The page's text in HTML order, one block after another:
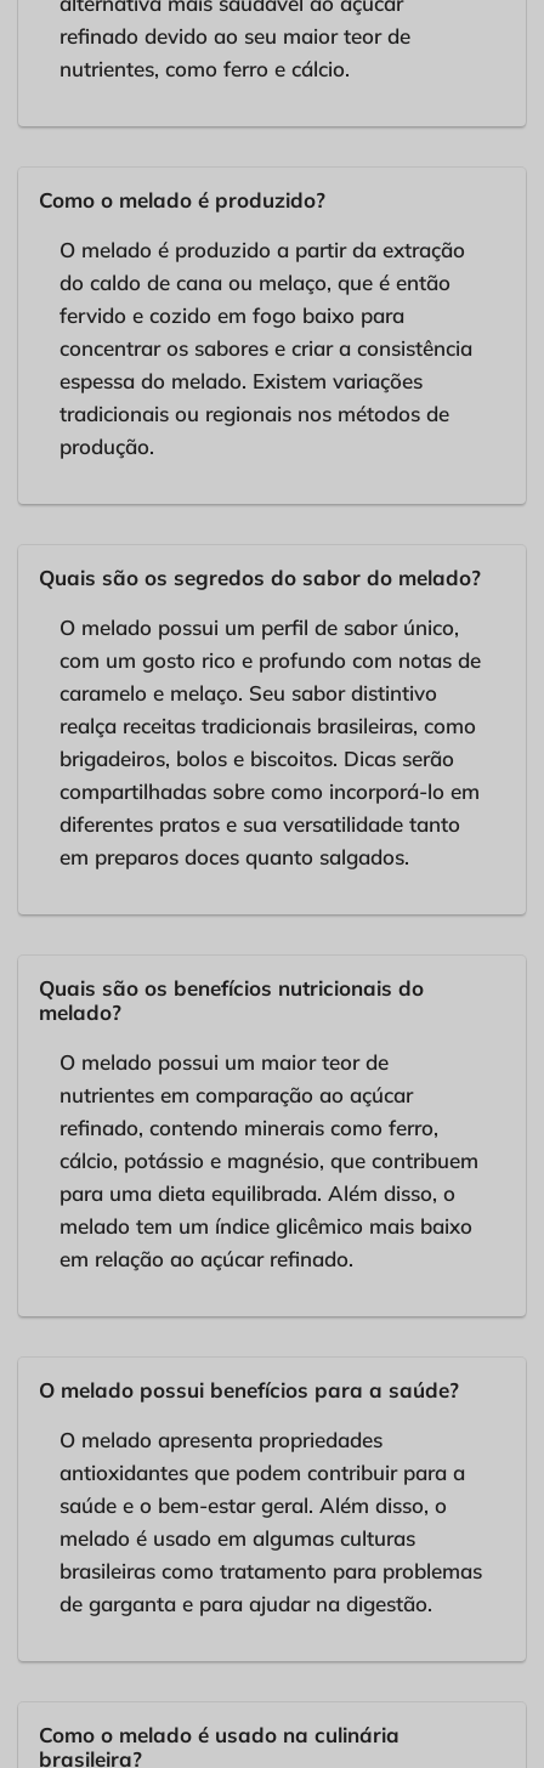
refinado devido ao seu maior teor de
nutrientes, como ferro e cálcio.
Como o melado é produzido?
O melado é produzido a partir da extração
do caldo de cana ou melaço, que é então
fervido e cozido em fogo baixo para
concentrar os sabores e criar a consistência
espessa do melado. Existem variações
tradicionais ou regionais nos métodos de
produção.
Quais são os segredos do sabor do melado?
O melado possui um perfil de sabor único,
com um gosto rico e profundo com notas de
caramelo e melaço. Seu sabor distintivo
realça receitas tradicionais brasileiras, como
brigadeiros, bolos e biscoitos. Dicas serão
compartilhadas sobre como incorporá-lo em
diferentes pratos e sua versatilidade tanto
em preparos doces quanto salgados.
Quais são os benefícios nutricionais do
melado?
O melado possui um maior teor de
nutrientes em comparação ao açúcar
refinado, contendo minerais como ferro,
cálcio, potássio e magnésio, que contribuem
para uma dieta equilibrada. Além disso, o
melado tem um índice glicêmico mais baixo
em relação ao açúcar refinado.
O melado possui benefícios para a saúde?
O melado apresenta propriedades
antioxidantes que podem contribuir para a
saúde e o bem-estar geral. Além disso, o
melado é usado em algumas culturas
brasileiras como tratamento para problemas
de garganta e para ajudar na digestão.
Como o melado é usado na culinária
brasileira?